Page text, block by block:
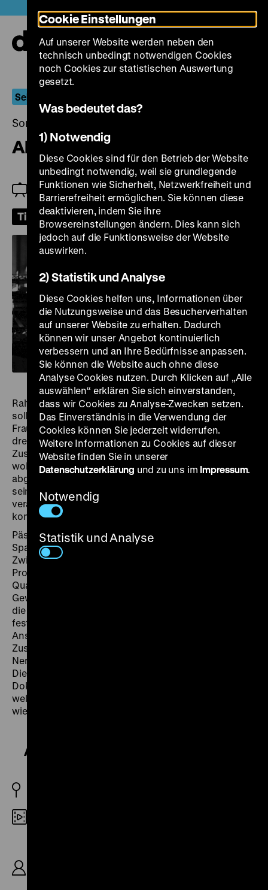
zum
Seiteninhalt
springen
Selbstauskünfte: Filme über Film
Sonntag, 17. Mai 2026, 15.30 Uhr
Alle meine Mädchen
Einführung am 17.05.: Michael Grisko
Tickets
Ralf Päschke, Regiestudent an der Filmhochschule,
soll für das Fernsehen einen Dokumentarfilm über die
Frauenbrigade im Berliner Glühlampenwerk NARVA
drehen. Es ist kein Herzensprojekt, und ob die
Zuschauer in ihrer Freizeit eine Frauenbrigade sehen
wollen, ist zweifelhaft. Da aber andere Projekte
abgelehnt werden, nimmt Päschke an und beginnt
seine Arbeit mit fünf Mädchen, die im Akkord an
veralteten Maschinen Glühlampen herstellen. Sie
kommen sich auch persönlich näher.
Päschkes Dreharbeiten bringen die latenten
Spannungen innerhalb der Gruppe ans Tageslicht.
Zwischen der geplanten Modernisierung der
Produktion, dem Besuch des Ministers, notwendigen
Qualifikationen und der Wahl des
Gewerkschaftsvertrauensmannes entstehen Bilder,
die einerseits weitgehend ritualisierte Abläufe
festhalten, andererseits die Diskrepanz zwischen
Anspruch und Wirklichkeit in der gemeinschaftlichen
Zusammenarbeit offenlegen. Ein
Nervenzusammenbruch der Meisterin und ein
Diebstahl stellen die Brigade und damit auch das
Dokumentarfilmprojekt vor die herausfordernde Frage,
welches Bild der Wirklichkeit sich im Film letztlich
wiederfinden soll. (mg)
Alle meine Mädchen
Cookie Einstellungen
Auf unserer Website werden neben den
technisch unbedingt notwendigen Cookies
noch Cookies zur statistischen Auswertung
gesetzt.
Was bedeutet das?
1) Notwendig
Diese Cookies sind für den Betrieb der Website
unbedingt notwendig, weil sie grundlegende
Funktionen wie Sicherheit, Netzwerkfreiheit und
Barrierefreiheit ermöglichen. Sie können diese
deaktivieren, indem Sie ihre
Browsereinstellungen ändern. Dies kann sich
jedoch auf die Funktionsweise der Website
auswirken.
2) Statistik und Analyse
Diese Cookies helfen uns, Informationen über
die Nutzungsweise und das Besucherverhalten
auf unserer Website zu erhalten. Dadurch
können wir unser Angebot kontinuierlich
verbessern und an Ihre Bedürfnisse anpassen.
Sie können die Website auch ohne diese
Analyse Cookies nutzen. Durch Klicken auf „Alle
auswählen“ erklären Sie sich einverstanden,
dass wir Cookies zu Analyse-Zwecken setzen.
Das Einverständnis in die Verwendung der
Cookies können Sie jederzeit widerrufen.
Weitere Informationen zu Cookies auf dieser
Website finden Sie in unserer
Datenschutzerklärung und zu uns im Impressum.
Notwendig
Statistik und Analyse